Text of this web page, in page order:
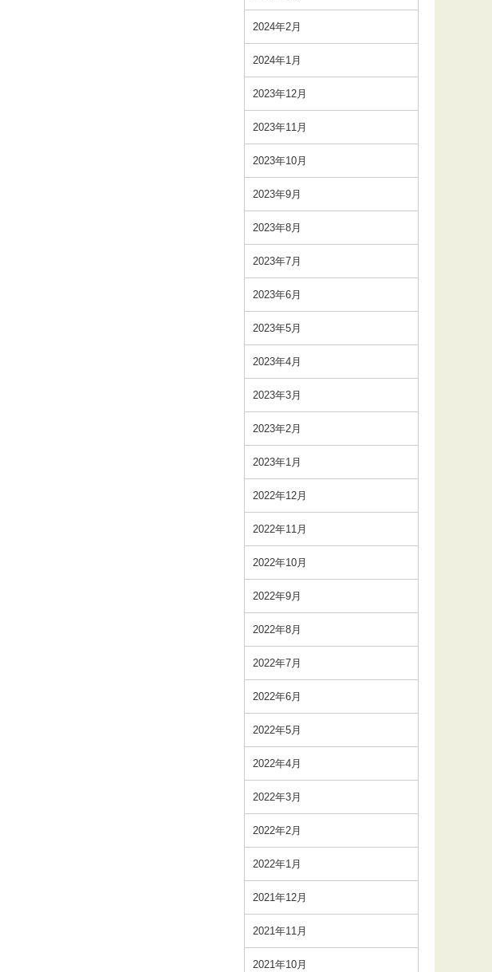
2024年2月
2024年1月
2023年12月
2023年11月
2023年10月
2023年9月
2023年8月
2023年7月
2023年6月
2023年5月
2023年4月
2023年3月
2023年2月
2023年1月
2022年12月
2022年11月
2022年10月
2022年9月
2022年8月
2022年7月
2022年6月
2022年5月
2022年4月
2022年3月
2022年2月
2022年1月
2021年12月
2021年11月
2021年10月